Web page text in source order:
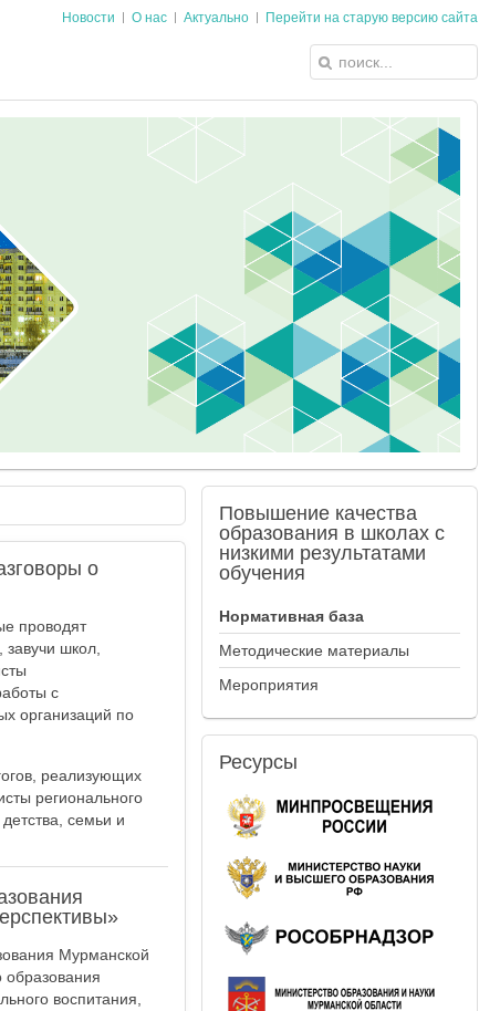
Новости О нас Актуально Перейти на старую версию сайта
о
проводят
школ,
с
организаций по
реализующих
регионального
семьи и
Мурманской
образования
воспитания,
Повышение качества
образования в школах с
низкими результатами
обучения
Нормативная база
Методические материалы
Мероприятия
Ресурсы